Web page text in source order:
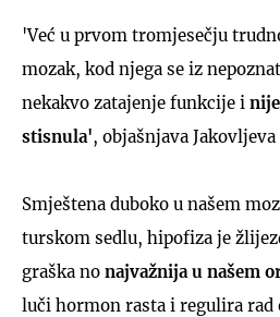
'Već u prvom tromjesečju
mozak, kod njega se iz
nekakvo zatajenje funkcije i
stisnula', objašnjava
Smještena duboko u našem
turskom sedlu, hipofiza je
graška no najvažnija u našem
luči hormon rasta i regulira rad